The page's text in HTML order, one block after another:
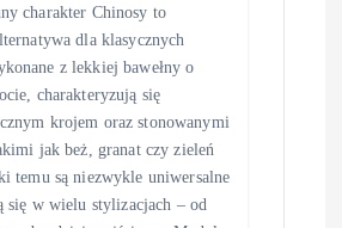
charakter Chinosy to
dla klasycznych
z lekkiej bawełny o
charakteryzują się
krojem oraz stonowanymi
jak beż, granat czy zieleń
temu są niezwykle uniwersalne
się w wielu stylizacjach – od